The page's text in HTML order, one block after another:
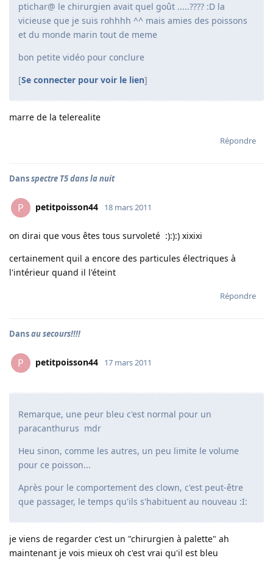
ptichar@ le chirurgien avait quel goût .....???? :D la
vicieuse que je suis rohhhh ^^ mais amies des poissons
et du monde marin tout de meme
bon petite vidéo pour conclure
[Se connecter pour voir le lien]
marre de la telerealite
Répondre
Dansspectre T5 dans la nuit
P petitpoisson44 18 mars 2011
on dirai que vous êtes tous survoleté :):):) xixixi
certainement quil a encore des particules électriques à
l'intérieur quand il l'éteint
Répondre
Dansau secours!!!!
P petitpoisson44 17 mars 2011
Remarque, une peur bleu c'est normal pour un
paracanthurus mdr
Heu sinon, comme les autres, un peu limite le volume
pour ce poisson...
Après pour le comportement des clown, c'est peut-être
que passager, le temps qu'ils s'habituent au nouveau :I:
je viens de regarder c'est un "chirurgien à palette" ah
maintenant je vois mieux oh c'est vrai qu'il est bleu